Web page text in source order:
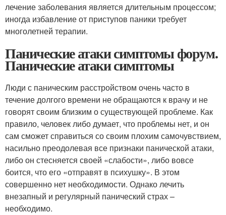
лечение заболевания является длительным процессом;
иногда избавление от приступов паники требует
многолетней терапии.
Панические атаки симптомы форум.
Панические атаки симптомы
Люди с паническим расстройством очень часто в
течение долгого времени не обращаются к врачу и не
говорят своим близким о существующей проблеме. Как
правило, человек либо думает, что проблемы нет, и он
сам сможет справиться со своим плохим самочувствием,
насильно преодолевая все признаки панической атаки,
либо он стесняется своей «слабости», либо вовсе
боится, что его «отправят в психушку». В этом
совершенно нет необходимости. Однако лечить
внезапный и регулярный панический страх –
необходимо.